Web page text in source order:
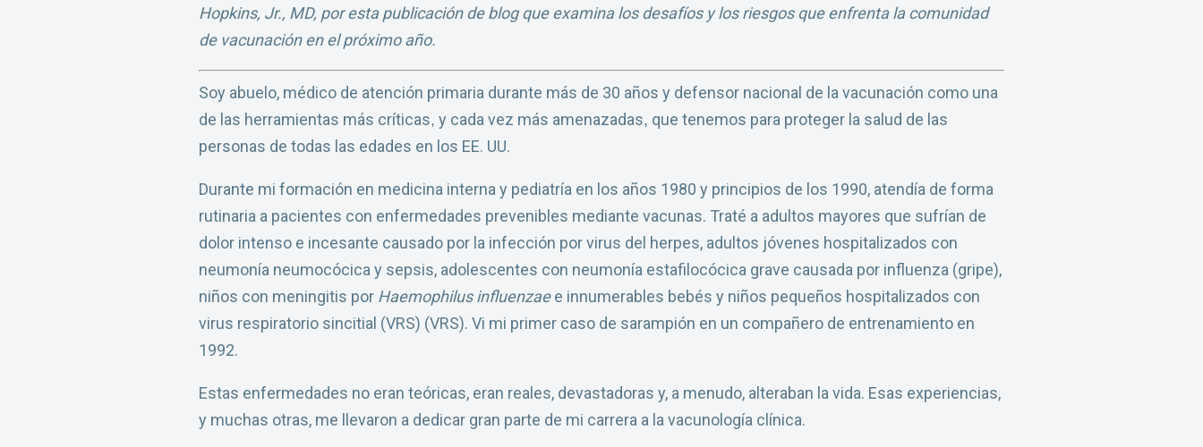
Hopkins, Jr., MD, por esta publicación de blog que examina los desafíos y los riesgos que enfrenta la comunidad
de vacunación en el próximo año.
Soy abuelo, médico de atención primaria durante más de 30 años y defensor nacional de la vacunación como una
de las herramientas más críticas, y cada vez más amenazadas, que tenemos para proteger la salud de las
personas de todas las edades en los EE. UU.
Durante mi formación en medicina interna y pediatría en los años 1980 y principios de los 1990, atendía de forma
rutinaria a pacientes con enfermedades prevenibles mediante vacunas. Traté a adultos mayores que sufrían de
dolor intenso e incesante causado por la infección por virus del herpes, adultos jóvenes hospitalizados con
neumonía neumocócica y sepsis, adolescentes con neumonía estafilocócica grave causada por influenza (gripe),
niños con meningitis por Haemophilus influenzaee innumerables bebés y niños pequeños hospitalizados con
virus respiratorio sincitial (VRS) (VRS). Vi mi primer caso de sarampión en un compañero de entrenamiento en
1992.
Estas enfermedades no eran teóricas, eran reales, devastadoras y, a menudo, alteraban la vida. Esas experiencias,
y muchas otras, me llevaron a dedicar gran parte de mi carrera a la vacunología clínica.